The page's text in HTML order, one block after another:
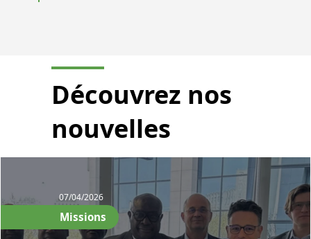
Découvrez nos
nouvelles
07/04/2026
Missions